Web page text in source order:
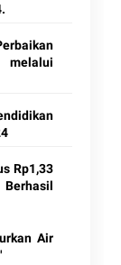
melalui
Rp1,33
Air